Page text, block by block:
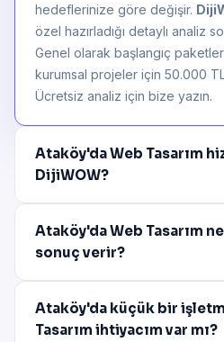
hedeflerinize göre değişir.
özel hazırladığı detaylı analiz
Genel olarak başlangıç
kurumsal projeler için 50.000
Ücretsiz analiz için bize yazın.
Ataköy'da Web Tasarım
DijiWOW?
Ataköy'da Web Tasarım
sonuç verir?
Ataköy'da küçük bir
Tasarım ihtiyacım var mı?